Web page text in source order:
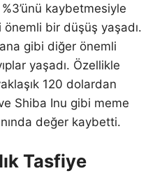
kaybetmesiyle
bir düşüş yaşadı.
gibi diğer önemli
yaşadı. Özellikle
120 dolardan
Shiba Inu gibi meme
değer kaybetti.
Tasfiye